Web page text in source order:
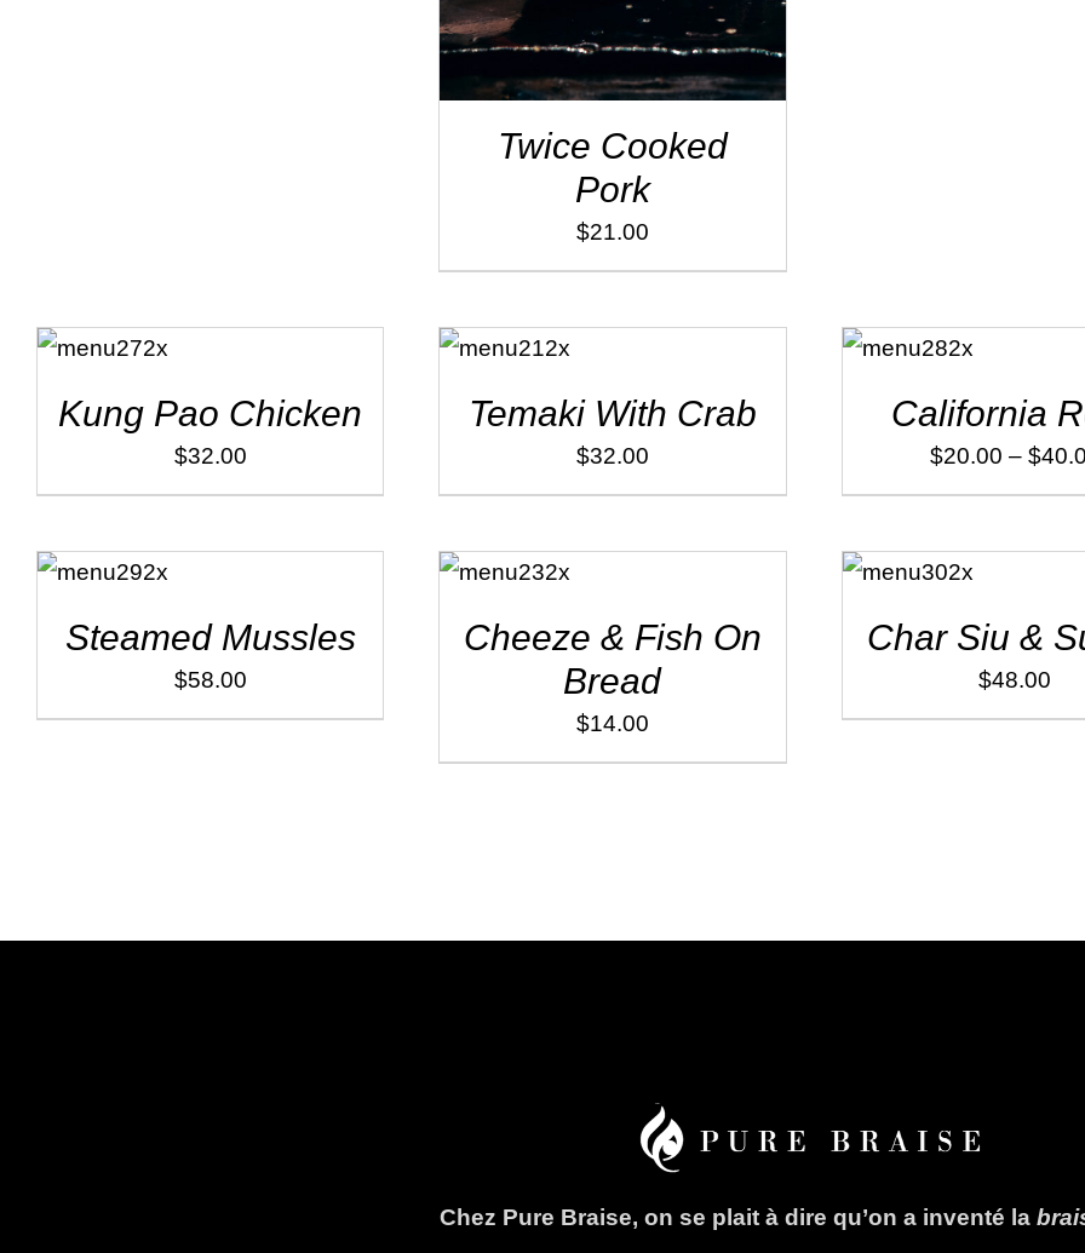
Twice Cooked
Pork
$21.00
ADD TO
CART
/
Kung Pao Chicken
$32.00
ADD TO
CART
/
Temaki With Crab
$32.00
OPTIONS
California
$20.00 – $
ADD TO
CART
/
Steamed Mussles
$58.00
ADD TO
CART
/
Cheeze & Fish On
Bread
$14.00
ADD TO
CART
/
Char Siu &
$48.00
Chez Pure Braise, on se plait à dire qu’on a inventé la